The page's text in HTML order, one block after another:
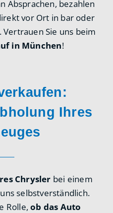
Absprachen, bezahlen
vor Ort in bar oder
Sie uns beim
in München!
Ihres
Chrysler bei einem
selbstverständlich.
Rolle,ob das Auto